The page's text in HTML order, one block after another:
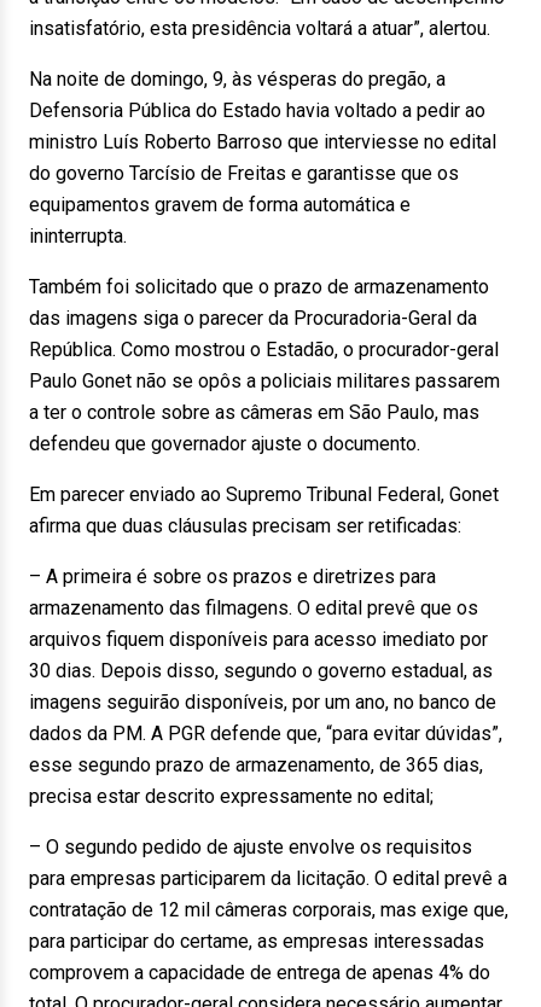
insatisfatório, esta presidência voltará a atuar”, alertou.
Na noite de domingo, 9, às vésperas do pregão, a
Defensoria Pública do Estado havia voltado a pedir ao
ministro Luís Roberto Barroso que interviesse no edital
do governo Tarcísio de Freitas e garantisse que os
equipamentos gravem de forma automática e
ininterrupta.
Também foi solicitado que o prazo de armazenamento
das imagens siga o parecer da Procuradoria-Geral da
República. Como mostrou o Estadão, o procurador-geral
Paulo Gonet não se opôs a policiais militares passarem
a ter o controle sobre as câmeras em São Paulo, mas
defendeu que governador ajuste o documento.
Em parecer enviado ao Supremo Tribunal Federal, Gonet
afirma que duas cláusulas precisam ser retificadas:
– A primeira é sobre os prazos e diretrizes para
armazenamento das filmagens. O edital prevê que os
arquivos fiquem disponíveis para acesso imediato por
30 dias. Depois disso, segundo o governo estadual, as
imagens seguirão disponíveis, por um ano, no banco de
dados da PM. A PGR defende que, “para evitar dúvidas”,
esse segundo prazo de armazenamento, de 365 dias,
precisa estar descrito expressamente no edital;
– O segundo pedido de ajuste envolve os requisitos
para empresas participarem da licitação. O edital prevê a
contratação de 12 mil câmeras corporais, mas exige que,
para participar do certame, as empresas interessadas
comprovem a capacidade de entrega de apenas 4% do